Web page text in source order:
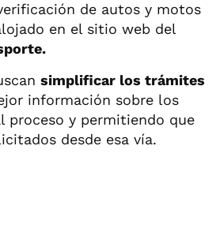
de autos y motos
en el sitio web del
simplificar los trámites
información sobre los
proceso y permitiendo que
desde esa vía.